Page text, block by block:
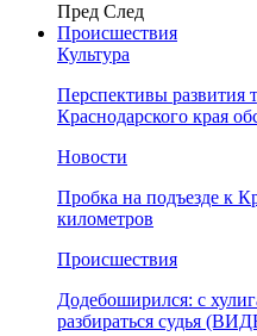
Пред След
Происшествия
Культура
Перспективы развития
Краснодарского края
Новости
Пробка на подъезде к
километров
Происшествия
Додебоширился: с
разбираться судья